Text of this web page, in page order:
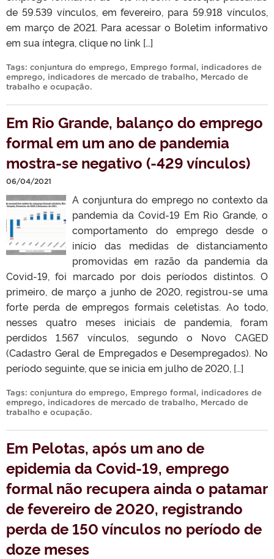
de 59.539 vínculos, em fevereiro, para 59.918 vínculos,
em março de 2021. Para acessar o Boletim informativo
em sua íntegra, clique no link […]
Tags: conjuntura do emprego, Emprego formal, indicadores de
emprego, indicadores de mercado de trabalho, Mercado de
trabalho e ocupação.
Em Rio Grande, balanço do emprego
formal em um ano de pandemia
mostra-se negativo (-429 vínculos)
06/04/2021
A conjuntura do emprego no contexto da
pandemia da Covid-19 Em Rio Grande, o
comportamento do emprego desde o
início das medidas de distanciamento
promovidas em razão da pandemia da
Covid-19, foi marcado por dois períodos distintos. O
primeiro, de março a junho de 2020, registrou-se uma
forte perda de empregos formais celetistas. Ao todo,
nesses quatro meses iniciais de pandemia, foram
perdidos 1.567 vínculos, segundo o Novo CAGED
(Cadastro Geral de Empregados e Desempregados). No
período seguinte, que se inicia em julho de 2020, […]
Tags: conjuntura do emprego, Emprego formal, indicadores de
emprego, indicadores de mercado de trabalho, Mercado de
trabalho e ocupação.
Em Pelotas, após um ano de
epidemia da Covid-19, emprego
formal não recupera ainda o patamar
de fevereiro de 2020, registrando
perda de 150 vínculos no período de
doze meses